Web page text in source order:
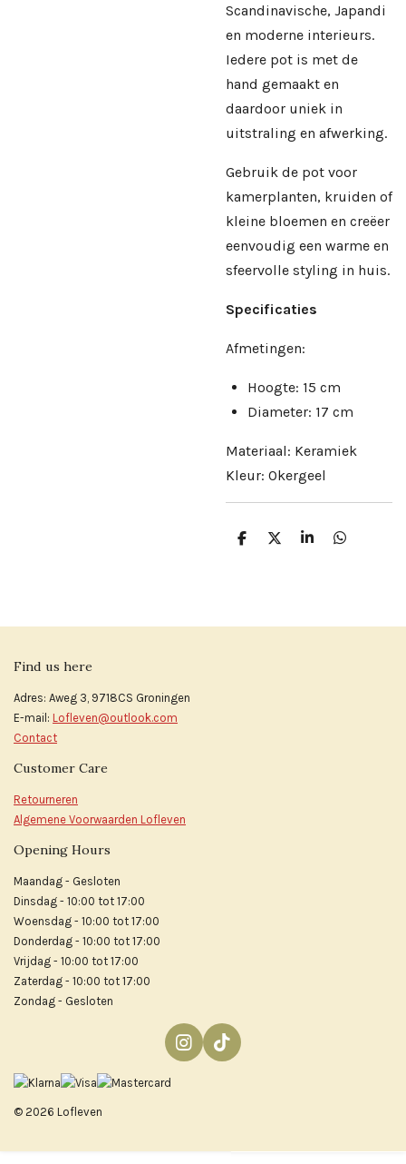
Scandinavische, Japandi
en moderne interieurs.
Iedere pot is met de
hand gemaakt en
daardoor uniek in
uitstraling en afwerking.
Gebruik de pot voor
kamerplanten, kruiden of
kleine bloemen en creëer
eenvoudig een warme en
sfeervolle styling in huis.
Specificaties
Afmetingen:
Hoogte: 15 cm
Diameter: 17 cm
Materiaal: Keramiek
Kleur: Okergeel
D
D
S
D
Find us here
Adres: Aweg 3, 9718CS Groningen
E-mail: Lofleven@outlook.com
Contact
Customer Care
Retourneren
Algemene Voorwaarden Lofleven
Opening Hours
Maandag - Gesloten
Dinsdag - 10:00 tot 17:00
Woensdag - 10:00 tot 17:00
Donderdag - 10:00 tot 17:00
Vrijdag - 10:00 tot 17:00
Zaterdag - 10:00 tot 17:00
Zondag - Gesloten
I
n
r
T
i
© 2026 Lofleven